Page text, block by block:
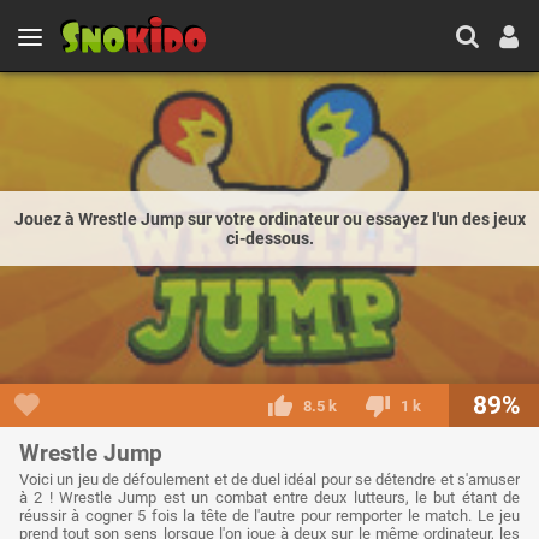
Jouez à Wrestle Jump sur votre ordinateur ou essayez l'un des jeux
ci-dessous.
8.5 k 1 k 89%
Wrestle Jump
Voici un jeu de défoulement et de duel idéal pour se détendre et s'amuser
à 2 ! Wrestle Jump est un combat entre deux lutteurs, le but étant de
réussir à cogner 5 fois la tête de l'autre pour remporter le match. Le jeu
prend tout son sens lorsque l'on joue à deux sur le même ordinateur, les